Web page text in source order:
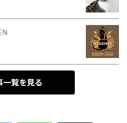
一覧を見る